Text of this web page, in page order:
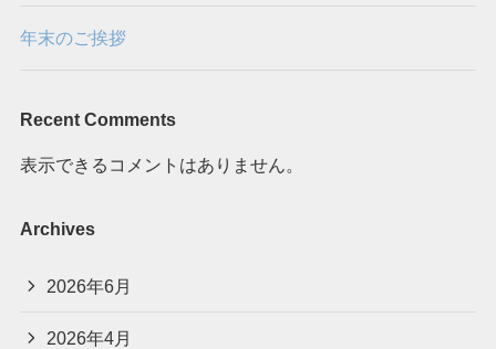
年末のご挨拶
Recent Comments
表示できるコメントはありません。
Archives
2026年6月
2026年4月